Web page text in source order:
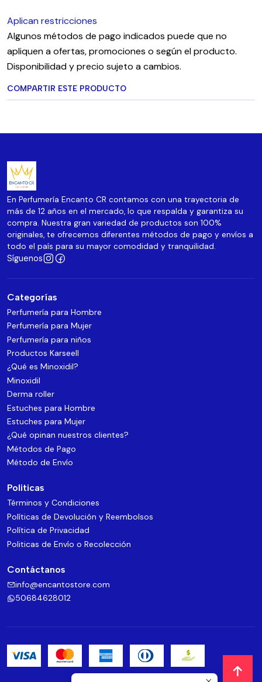
Aplican restricciones
Algunos métodos de pago indicados puede que no
apliquen a ofertas, promociones o según el producto.
Disponibilidad y precio sujeto a cambios.
COMPARTIR ESTE PRODUCTO
En Perfumería Encanto CR contamos con una trayectoria de
más de 12 años en el mercado, lo que respalda y garantiza su
compra. Nuestra gran variedad de productos son 100%
originales, te ofrecemos diferentes métodos de pago y envíos a
todo el país para su mayor comodidad y tranquilidad.
Síguenos
Categorías
Perfumería para Hombre
Perfumería para Mujer
Perfumería para niños
Productos Karseell
¿Qué es Minoxidil?
Minoxidil
Derma roller
Estuches para Hombre
Estuches para Mujer
¿Qué opinan nuestros clientes?
Métodos de Pago
Método de Envío
Politicas
Términos y Condiciones
Políticas de Devolución y Reembolsos
Política de Privacidad
Politicas de Envío o Recolección
Contáctanos
info@encantostore.com
50684628012